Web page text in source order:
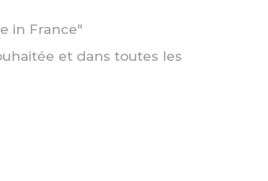
in France"
et dans toutes les